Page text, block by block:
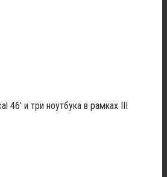
46′ и три ноутбука в рамках III